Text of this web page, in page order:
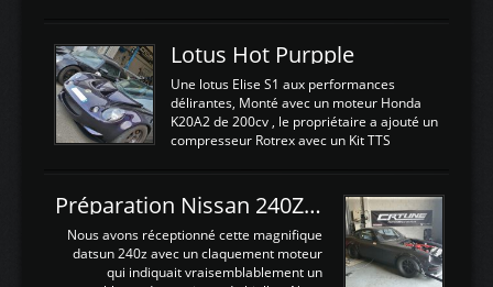
est temps de brancher le ...
légere découpe du plastique inferieur,
negénant en rien la structure ou le
fonctionnement du fond plat. Une
reprogrammation Stage 2 est faite sur le
calculateur d'origine. Une alternative
économique au passage sur Hondata
d'origine 310cv et 400Nn , Une fois
reprogrammé et les ...
Lotus Hot Purpple
Une lotus Elise S1 aux performances
délirantes, Monté avec un moteur Honda
K20A2 de 200cv , le propriétaire a ajouté un
compresseur Rotrex avec un Kit TTS
d'augmenter la puissance de son moteur:
un watercooler a été ajouté. 300Cv sans
échangeurLa lotus équipée d'un Hondata
Kpro et d'une large bande pour le réglage
Avantages et inconvénients d'un
Préparation Nissan 240Z SR20DET
Nous avons réceptionné cette magnifique
datsun 240z avec un claquement moteur
qui indiquait vraisemblablement un